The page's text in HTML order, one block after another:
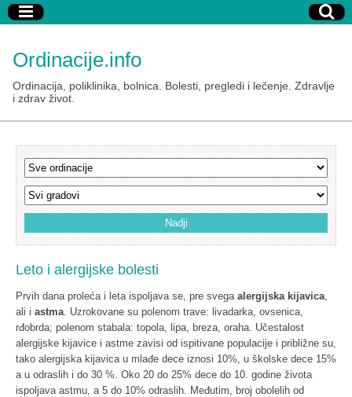
Ordinacije.info
Ordinacija, poliklinika, bolnica. Bolesti, pregledi i lečenje. Zdravlje
i zdrav život.
Leto i alergijske bolesti
Prvih dana proleća i leta ispoljava se, pre svega alergijska kijavica,
ali i astma. Uzrokovane su polenom trave: livadarka, ovsenica,
rđobrda; polenom stabala: topola, lipa, breza, oraha. Učestalost
alergijske kijavice i astme zavisi od ispitivane populacije i približne su,
tako alergijska kijavica u mlađe dece iznosi 10%, u školske dece 15%
a u odraslih i do 30 %. Oko 20 do 25% dece do 10. godine života
ispoljava astmu, a 5 do 10% odraslih. Međutim, broj obolelih od